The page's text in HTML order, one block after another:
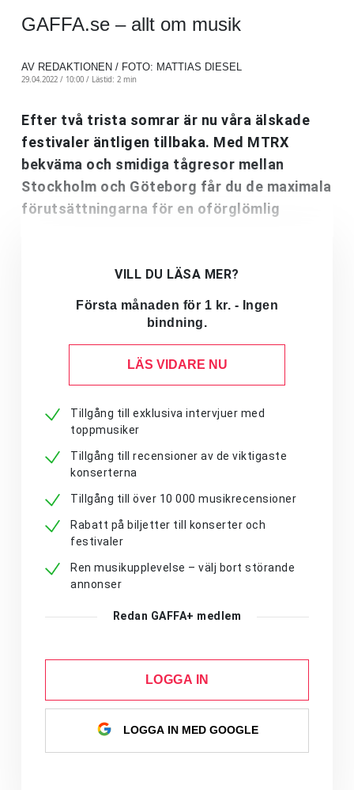
GAFFA.se – allt om musik
AV REDAKTIONEN / FOTO: MATTIAS DIESEL
29.04.2022 / 10:00 / Lästid: 2 min
Efter två trista somrar är nu våra älskade
festivaler äntligen tillbaka. Med MTRX
bekväma och smidiga tågresor mellan
Stockholm och Göteborg får du de maximala
förutsättningarna för en oförglömlig
VILL DU LÄSA MER?
Första månaden för 1 kr. - Ingen
bindning.
LÄS VIDARE NU
Tillgång till exklusiva intervjuer med
toppmusiker
Tillgång till recensioner av de viktigaste
konserterna
Tillgång till över 10 000 musikrecensioner
Rabatt på biljetter till konserter och
festivaler
Ren musikupplevelse – välj bort störande
annonser
Redan GAFFA+ medlem
LOGGA IN
LOGGA IN MED GOOGLE